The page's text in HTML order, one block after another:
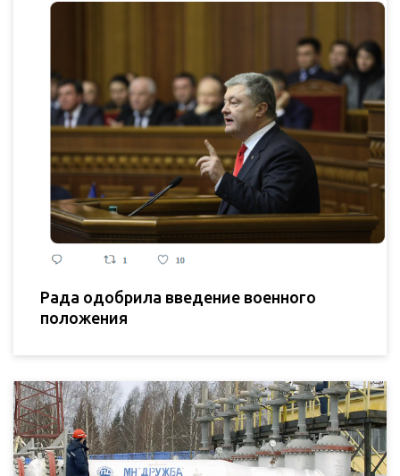
Рада одобрила введение военного
положения